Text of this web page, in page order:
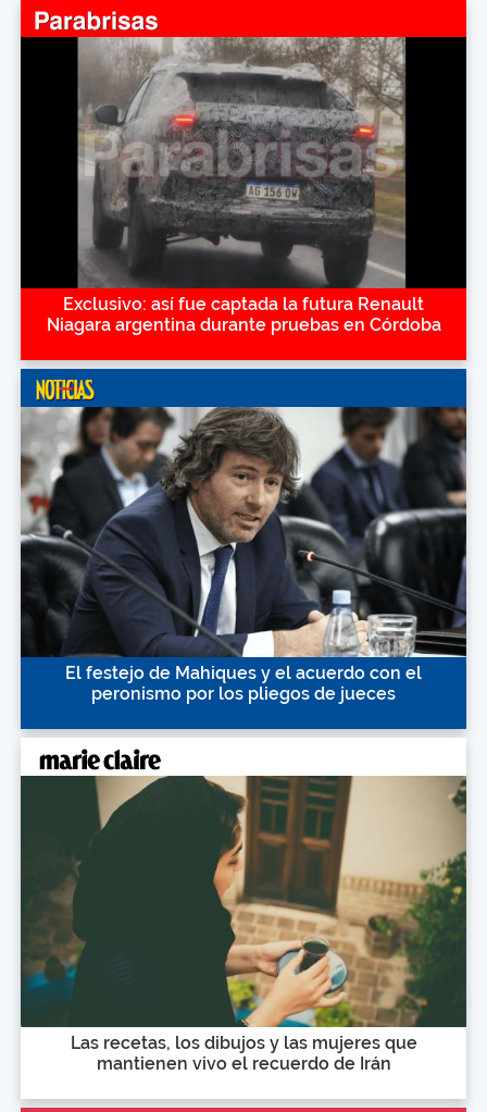
Exclusivo: así fue captada la futura Renault
Niagara argentina durante pruebas en Córdoba
El festejo de Mahiques y el acuerdo con el
peronismo por los pliegos de jueces
Las recetas, los dibujos y las mujeres que
mantienen vivo el recuerdo de Irán